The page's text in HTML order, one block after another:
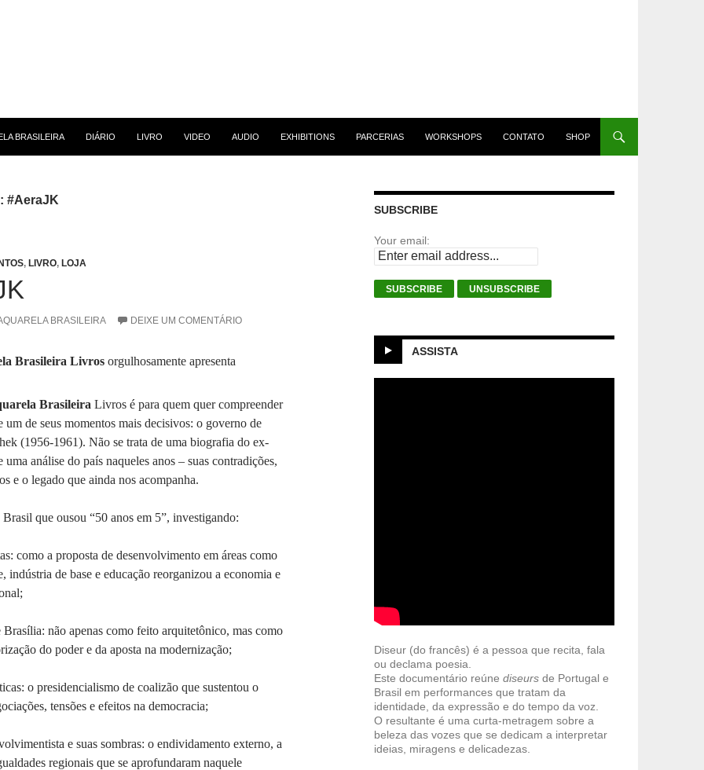
BRASILEIRA
DIÁRIO LIVRO VIDEO AUDIO EXHIBITIONS PARCERIAS WORKSHOPS CONTATO SHOP
#AeraJK
, LIVRO, LOJA
BRASILEIRA DEIXE UM COMENTÁRIO
Brasileira Livrosorgulhosamente apresenta
Brasileira Livros é para quem quer compreender
um de seus momentos mais decisivos: o governo de
(1956-1961). Não se trata de uma biografia do ex-
uma análise do país naqueles anos – suas contradições,
e o legado que ainda nos acompanha.
que ousou “50 anos em 5”, investigando:
como a proposta de desenvolvimento em áreas como
indústria de base e educação reorganizou a economia e
Brasília: não apenas como feito arquitetônico, mas como
do poder e da aposta na modernização;
o presidencialismo de coalizão que sustentou o
tensões e efeitos na democracia;
e suas sombras: o endividamento externo, a
regionais que se aprofundaram naquele
SUBSCRIBE
Your email:
ASSISTA
Diseur (do francês) é a pessoa que recita, fala
ou declama poesia.
Este documentário reúne diseurs de Portugal e
Brasil em performances que tratam da
identidade, da expressão e do tempo da voz.
O resultante é uma curta-metragem sobre a
beleza das vozes que se dedicam a interpretar
ideias, miragens e delicadezas.